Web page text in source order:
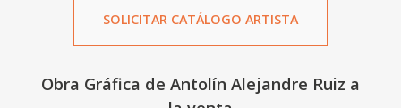
SOLICITAR CATÁLOGO ARTISTA
Obra Gráfica de Antolín Alejandre Ruiz a